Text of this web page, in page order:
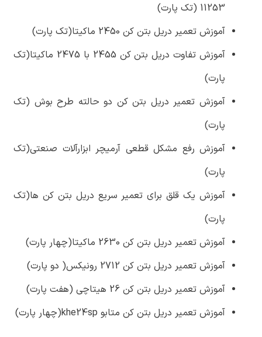
11253 (تک پارت)
آموزش تعمیر دریل بتن کن 2450 ماکیتا(تک پارت)
آموزش تفاوت دریل بتن کن 2455 با 2475 ماکیتا(تک
پارت)
آموزش تعمیر دریل بتن کن دو حالته طرح بوش (تک
پارت)
آموزش رفع مشکل قطعی آرمیچر ابزارآلات صنعتی(تک
پارت)
آموزش یک قلق برای تعمیر سریع دریل بتن کن ها(تک
پارت)
آموزش تعمیر دریل بتن کن 2630 ماکیتا(چهار پارت)
آموزش تعمیر دریل بتن کن 2712 رونیکس( دو پارت)
آموزش تعمیر دریل بتن کن 26 هیتاچی (هفت پارت)
آموزش تعمیر دریل بتن کن متابو khe24sp(چهار پارت)